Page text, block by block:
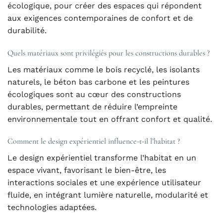
écologique, pour créer des espaces qui répondent
aux exigences contemporaines de confort et de
durabilité.
Quels matériaux sont privilégiés pour les constructions durables ?
Les matériaux comme le bois recyclé, les isolants
naturels, le béton bas carbone et les peintures
écologiques sont au cœur des constructions
durables, permettant de réduire l’empreinte
environnementale tout en offrant confort et qualité.
Comment le design expérientiel influence-t-il l’habitat ?
Le design expérientiel transforme l’habitat en un
espace vivant, favorisant le bien-être, les
interactions sociales et une expérience utilisateur
fluide, en intégrant lumière naturelle, modularité et
technologies adaptées.